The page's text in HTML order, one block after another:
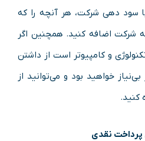
سود دهی شرکت، هر آنچه را که
شرکت اضافه کنید. همچنین اگر
و کامپیوتر است از داشتن
خواهید بود و می‌توانید از
کنید.
پرداخت نقدی